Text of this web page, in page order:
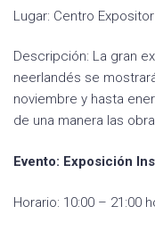
Lugar: Centro Expositor
Descripción: La gran
neerlandés se
noviembre y hasta
de una manera las
Evento: Exposición
Horario: 10:00 – 21:00